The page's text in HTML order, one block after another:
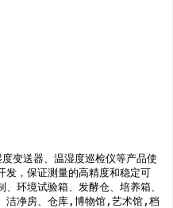
发，保证测量的高精度和稳定可
环境试验箱、发酵仓、培养箱、
洁净房、仓库,博物馆,艺术馆,档